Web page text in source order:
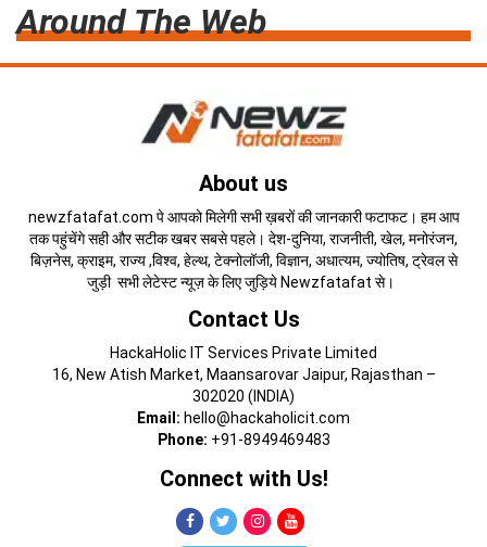
Around The Web
About us
newzfatafat.com पे आपको मिलेगी सभी ख़बरों की जानकारी फटाफट। हम आप
तक पहुंचेंगे सही और सटीक खबर सबसे पहले। देश-दुनिया, राजनीती, खेल, मनोरंजन,
बिज़नेस, क्राइम, राज्य ,विश्व, हेल्थ, टेक्नोलॉजी, विज्ञान, अधात्यम, ज्योतिष, ट्रेवल से
जुड़ी सभी लेटेस्ट न्यूज़ के लिए जुड़िये Newzfatafat से।
Contact Us
HackaHolic IT Services Private Limited
16, New Atish Market, Maansarovar Jaipur, Rajasthan –
302020 (INDIA)
Email: hello@hackaholicit.com
Phone: +91-8949469483
Connect with Us!